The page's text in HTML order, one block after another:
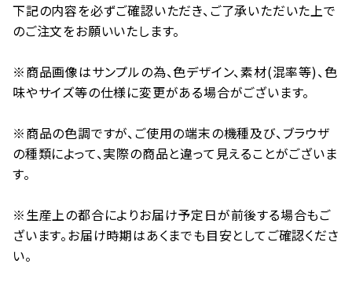
下記の内容を必ずご確認いただき、ご了承いただいた上で
のご注文をお願いいたします。
※商品画像はサンプルの為、色デザイン、素材(混率等)、色
味やサイズ等の仕様に変更がある場合がございます。
※商品の色調ですが、ご使用の端末の機種及び、ブラウザ
の種類によって、実際の商品と違って見えることがございま
す。
※生産上の都合によりお届け予定日が前後する場合もご
ざいます。お届け時期はあくまでも目安としてご確認くださ
い。